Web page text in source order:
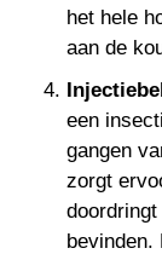
het hele
aan de
een
gangen
zorgt
bevinden.